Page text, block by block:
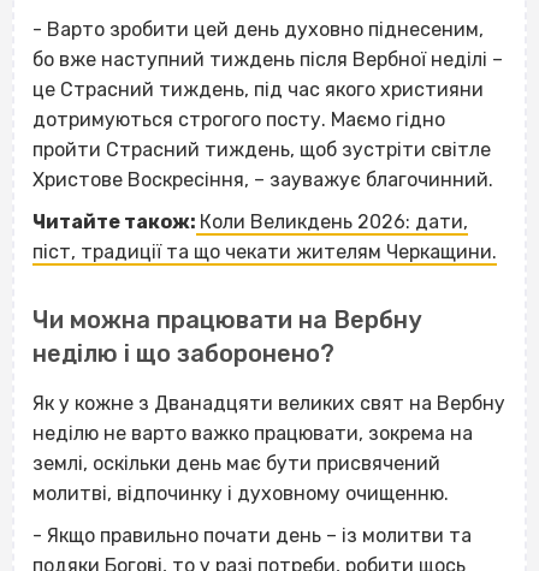
- Варто зробити цей день духовно піднесеним,
бо вже наступний тиждень після Вербної неділі –
це Страсний тиждень, під час якого християни
дотримуються строгого посту. Маємо гідно
пройти Страсний тиждень, щоб зустріти світле
Христове Воскресіння, – зауважує благочинний.
Читайте також: Коли Великдень 2026: дати,
піст, традиції та що чекати жителям Черкащини.
Чи можна працювати на Вербну
неділю і що заборонено?
Як у кожне з Дванадцяти великих свят на Вербну
неділю не варто важко працювати, зокрема на
землі, оскільки день має бути присвячений
молитві, відпочинку і духовному очищенню.
- Якщо правильно почати день – із молитви та
подяки Богові, то у разі потреби, робити щось